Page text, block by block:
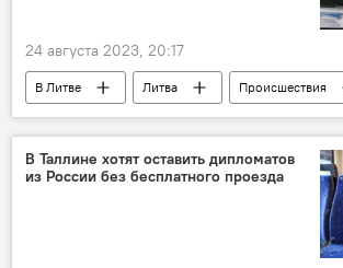
24 августа 2023, 20:17
В Литве Литва
Происшествия
Таджикистан
пограничники
поддельные документы
В Таллине хотят оставить дипломатов
из России без бесплатного проезда